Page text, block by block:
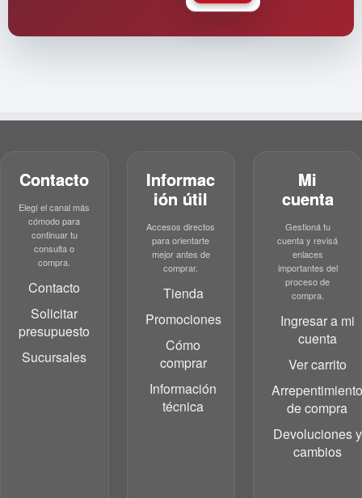
Contacto
Elegí el canal más
cómodo para
continuar tu
consulta o
compra.
Contacto
Solicitar
presupuesto
Sucursales
Informac
ión útil
Accesos directos
para orientarte
mejor antes de
comprar.
Tienda
Promociones
Cómo
comprar
Información
técnica
Mi
cuenta
Gestioná tu
cuenta y revisá
enlaces
importantes del
proceso de
compra.
Ingresar a mi
cuenta
Ver carrito
de compra
Devoluciones y
cambios